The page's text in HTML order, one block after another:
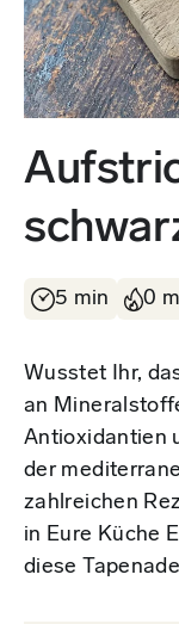
5 min 0
Wusstet Ihr,
an
Antioxidantien
der
zahlreichen
in Eure Küche
diese